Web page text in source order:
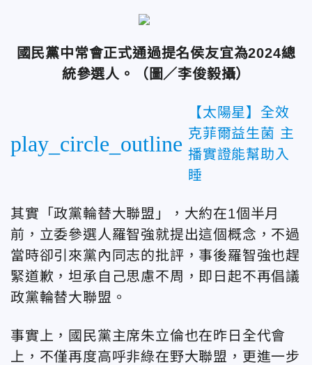
國民黨中常會正式通過提名侯友宜為2024總
統參選人。（圖／李俊毅攝）
play_circle_outline
【太陽星】全效
克菲爾益生菌 主
播實證能幫助入
睡
其實「政黨輪替大聯盟」，大約在1個半月
前，立委參選人羅智強就提出這個概念，不過
當時卻引來黨內同志的批評，事後羅智強也趕
緊道歉，坦承自己思慮不周，即日起不再倡議
政黨輪替大聯盟。
事實上，國民黨主席朱立倫也在昨日全代會
上，不僅再度高呼非綠在野大聯盟，更進一步